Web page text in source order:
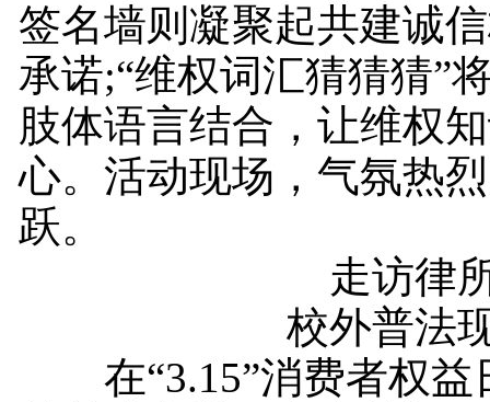
签名墙则凝聚起共建诚
承诺;“维权词汇猜猜猜”
肢体语言结合，让维权
心。活动现场，气氛热
跃。
走访律
校外普法
在“3.15”消费者权益